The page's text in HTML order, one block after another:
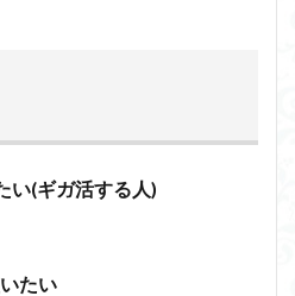
い(ギガ活する人)
たい